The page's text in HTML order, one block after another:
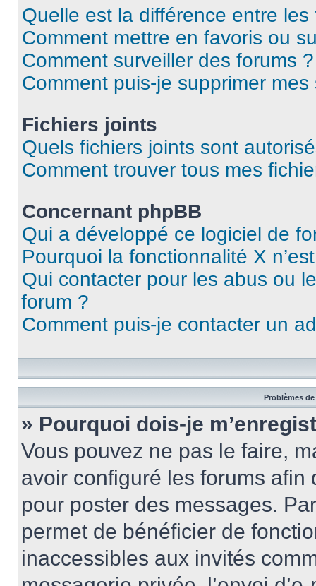
Quelle est la différence entre
Comment mettre en favoris ou
Comment surveiller des forums ?
Comment puis-je supprimer
Fichiers joints
Quels fichiers joints sont
Comment trouver tous mes
Concernant phpBB
Qui a développé ce logiciel de
Pourquoi la fonctionnalité X
Qui contacter pour les abus ou
forum ?
Comment puis-je contacter un
Problèmes
» Pourquoi dois-je
Vous pouvez ne pas le faire,
avoir configuré les forums afin
pour poster des messages.
permet de bénéficier de
inaccessibles aux invités